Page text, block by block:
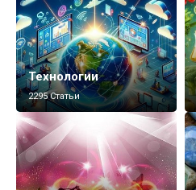
Технологии
2295 Статьи